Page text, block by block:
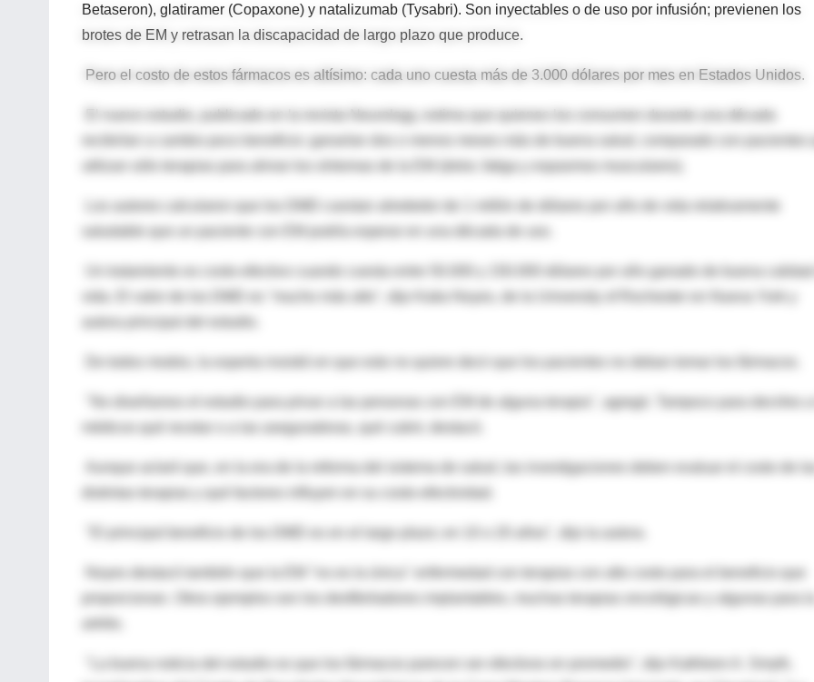
Betaseron), glatiramer (Copaxone) y natalizumab (Tysabri). Son inyectables o de uso por infusión; previenen los
brotes de EM y retrasan la discapacidad de largo plazo que produce.
Pero el costo de estos fármacos es altísimo: cada uno cuesta más de 3.000 dólares por mes en Estados Unidos.
El nuevo estudio, publicado en la revista Neurology, estima que quienes los consumen durante una década
recibirían a cambio poco beneficio: ganarían dos o menos meses más de buena salud, comparado con pacientes
utilizan sólo terapias para aliviar los síntomas de la EM (dolor, fatiga y espasmos musculares).
Un tratamiento es costo-efectivo cuando cuesta entre 50.000 y 150.000 dólares por año ganado de buena calidad
"No diseñamos el estudio para privar a las personas con EM de alguna terapia", agregó. Tampoco para decirles a
médicos qué recetar o a las aseguradoras, qué cubrir, destacó.
Aunque aclaró que, en la era de la reforma del sistema de salud, las investigaciones deben evaluar el costo de las
distintas terapias y qué factores influyen en su costo-efectividad.
"El principal beneficio de los DMD es en el largo plazo; en 10 o 20 años", dijo la autora.
Noyes destacó también que la EM "no es la única" enfermedad con terapias con alto costo para el beneficio que
proporcionan. Otros ejemplos son los desfibriladores implantables, muchas terapias oncológicas y algunas para la